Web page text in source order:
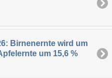
Birnenernte wird um
um 15,6 %